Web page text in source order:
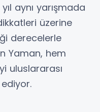
aynı yarışmada
üzerine
derecelerle
Yaman, hem
uluslararası